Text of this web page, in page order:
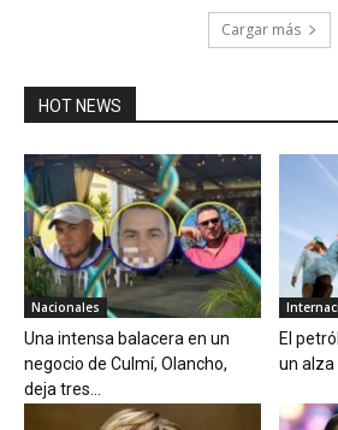
Cargar más
HOT NEWS
Nacionales
Una intensa balacera en un
negocio de Culmí, Olancho,
deja tres...
El
un alza